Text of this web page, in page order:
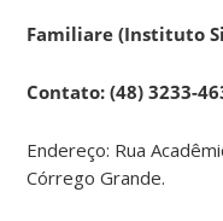
Familiare (Instituto
Contato: (48) 3233-
Endereço: Rua
Córrego Grande.